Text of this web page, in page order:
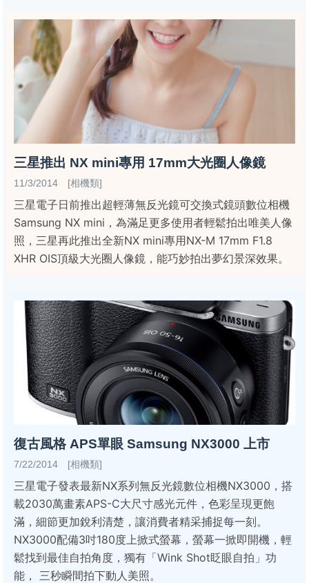
三星推出 NX mini專用 17mm大光圈人像鏡
11/3/2014 [相機類]
三星電子日前推出超輕薄無反光鏡可交換式鏡頭數位相機
Samsung NX mini，為滿足更多使用者輕鬆拍出唯美人像
照，三星再此推出全新NX mini專用NX-M 17mm F1.8
XHR OIS頂級大光圈人像鏡，能巧妙拍出夢幻景深效果。
復古風格 APS單眼 Samsung NX3000 上市
7/22/2014 [相機類]
三星電子發表最新NX系列無反光鏡數位相機NX3000，搭
載2030萬畫素APS-C大尺寸感光元件，色彩呈現更飽
滿，細節更加銳利清楚，讓消費者精采捕捉每一刻。
NX3000配備3吋180度上掀式螢幕，螢幕一掀即開機，輕
鬆找到最佳自拍角度，獨有「Wink Shot眨眼自拍」功
能， 三秒瞬間拍下動人美照。